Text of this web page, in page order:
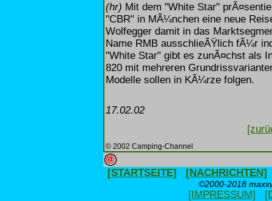
(hr) Mit dem "White Star"
"CBR" in MÃ¼nchen eine neue
Wolfegger damit in das
Name RMB ausschlieÃŸlich fÃ¼r
"White Star" gibt es zunÃ¤chst als
820 mit mehreren
Modelle sollen in KÃ¼rze folgen.
17.02.02
© 2002 Camping-Channel
[STARTSEITE] [NACHRICHTEN]
©2000-2018
[IMPRESSUM]